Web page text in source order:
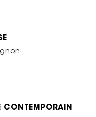
CONTEMPORAIN